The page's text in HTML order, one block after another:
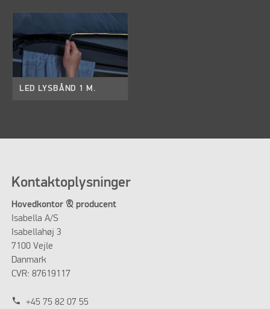
LED LYSBÅND 1 M.
Kontaktoplysninger
Hovedkontor & producent
Isabella A/S
Isabellahøj 3
7100 Vejle
Danmark
CVR: 87619117
phone +45 75 82 07 55